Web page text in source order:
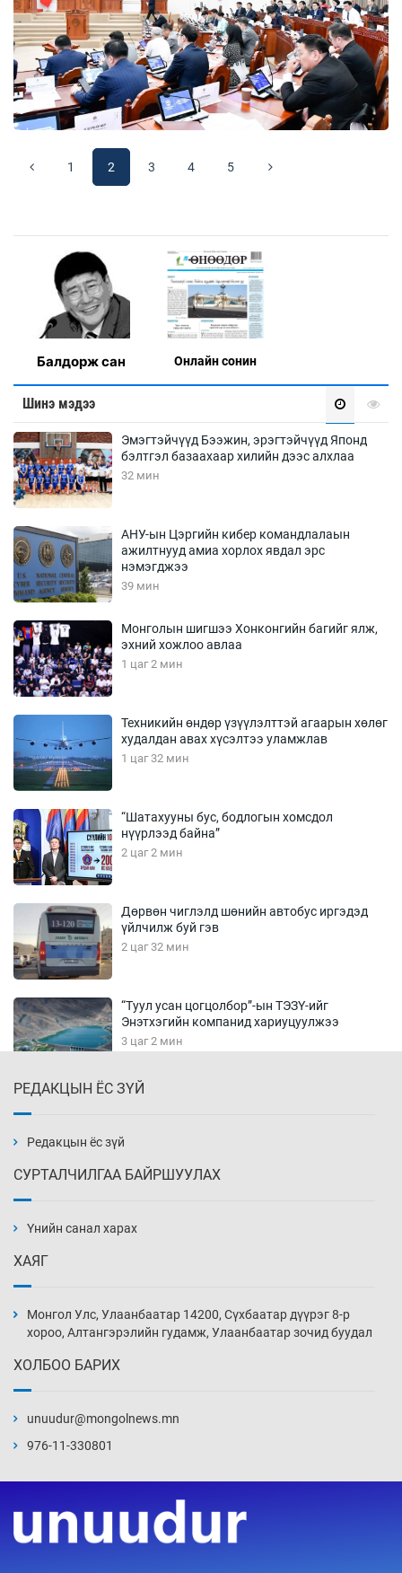
1 2 3 4 5
Балдорж сан Онлaйн сонин
Шинэ мэдээ
Эмэгтэйчүүд Бээжин, эрэгтэйчүүд Японд
бэлтгэл базаахаар хилийн дээс алхлаа
32 мин
АНУ-ын Цэргийн кибер командлалаын
ажилтнууд амиа хорлох явдал эрс
нэмэгджээ
39 мин
Монголын шигшээ Хонконгийн багийг ялж,
эхний хожлоо авлаа
1 цаг 2 мин
Техникийн өндөр үзүүлэлттэй агаарын хөлөг
худалдан авах хүсэлтээ уламжлав
1 цаг 32 мин
“Шатахууны бус, бодлогын хомсдол
нүүрлээд байна”
2 цаг 2 мин
Дөрвөн чиглэлд шөнийн автобус иргэдэд
үйлчилж буй гэв
2 цаг 32 мин
“Туул усан цогцолбор”-ын ТЭЗҮ-ийг
Энэтхэгийн компанид хариуцуулжээ
3 цаг 2 мин
3 цаг 32 мин
4 цаг 2 мин
4 цаг 32 мин
5 цаг 2 мин
5 цаг 32 мин
РЕДАКЦЫН ЁС ЗҮЙ
Редакцын ёс зүй
СУРТАЛЧИЛГАА БАЙРШУУЛАХ
Үнийн санал харах
ХАЯГ
Монгол Улс, Улаанбаатар 14200, Сүхбаатар дүүрэг 8-р
хороо, Алтангэрэлийн гудамж, Улаанбаатар зочид буудал
ХОЛБОО БАРИХ
unuudur@mongolnews.mn
976-11-330801